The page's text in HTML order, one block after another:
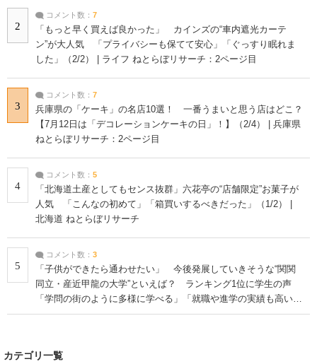
2
コメント数： 7
「もっと早く買えば良かった」 カインズの“車内遮光カーテ
ン”が大人気 「プライバシーも保てて安心」「ぐっすり眠れま
した」（2/2） | ライフ ねとらぼリサーチ：2ページ目
3
コメント数： 7
兵庫県の「ケーキ」の名店10選！ 一番うまいと思う店はどこ？
【7月12日は「デコレーションケーキの日」！】（2/4） | 兵庫県
ねとらぼリサーチ：2ページ目
4
コメント数： 5
「北海道土産としてもセンス抜群」六花亭の“店舗限定”お菓子が
人気 「こんなの初めて」「箱買いするべきだった」（1/2） |
北海道 ねとらぼリサーチ
5
コメント数： 3
「子供ができたら通わせたい」 今後発展していきそうな“関関
同立・産近甲龍の大学”といえば？ ランキング1位に学生の声
「学問の街のように多様に学べる」「就職や進学の実績も高い」
| 大学 ねとらぼリサーチ
カテゴリ一覧